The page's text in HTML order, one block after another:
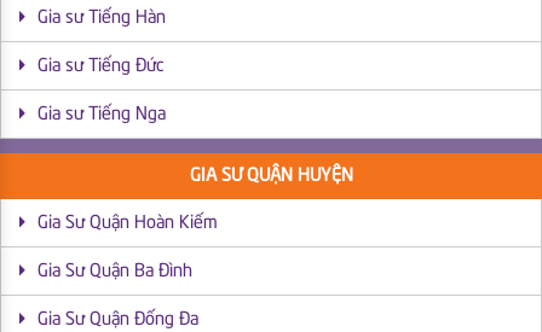
Gia sư Tiếng Hàn
Gia sư Tiếng Đức
Gia sư Tiếng Nga
GIA SƯ QUẬN HUYỆN
Gia Sư Quận Hoàn Kiếm
Gia Sư Quận Ba Đình
Gia Sư Quận Đống Đa